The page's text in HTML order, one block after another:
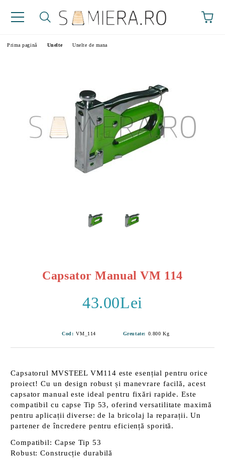
Prima pagină Unelte Unelte de mana
Capsator Manual VM 114
43.00Lei
Cod: VM_114 Greutate: 0.800 Kg
Capsatorul MVSTEEL VM114 este esențial pentru orice
proiect! Cu un design robust și manevrare facilă, acest
capsator manual este ideal pentru fixări rapide. Este
compatibil cu capse Tip 53, oferind versatilitate maximă
pentru aplicații diverse: de la bricolaj la reparații. Un
partener de încredere pentru eficiență sporită.
Compatibil: Capse Tip 53
Robust: Construcție durabilă